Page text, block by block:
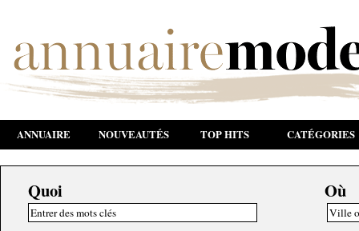
ANNUAIRE NOUVEAUTÉS TOP HITS CATÉGORIES
Quoi Où